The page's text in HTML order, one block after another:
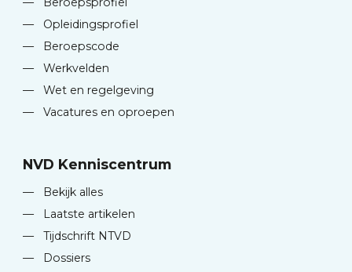
—
Opleidingsprofiel
—
Beroepscode
—
Werkvelden
—
Wet en regelgeving
—
Vacatures en oproepen
NVD Kenniscentrum
—
Bekijk alles
—
Laatste artikelen
—
Tijdschrift NTVD
—
Dossiers